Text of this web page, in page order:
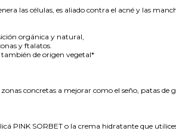
las células, es aliado contra el acné y las
orgánica y natural,
y ftalatos.
también de origen vegetal*
concretas a mejorar como el seño, patas
PINK SORBET o la crema hidratante que